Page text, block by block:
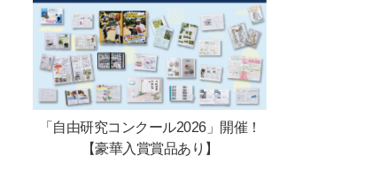
「自由研究コンクール2026」開催！
【豪華入賞賞品あり】